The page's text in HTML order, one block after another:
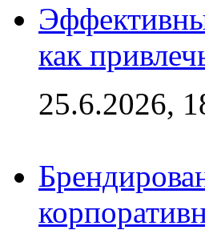
как
25.6.2026,